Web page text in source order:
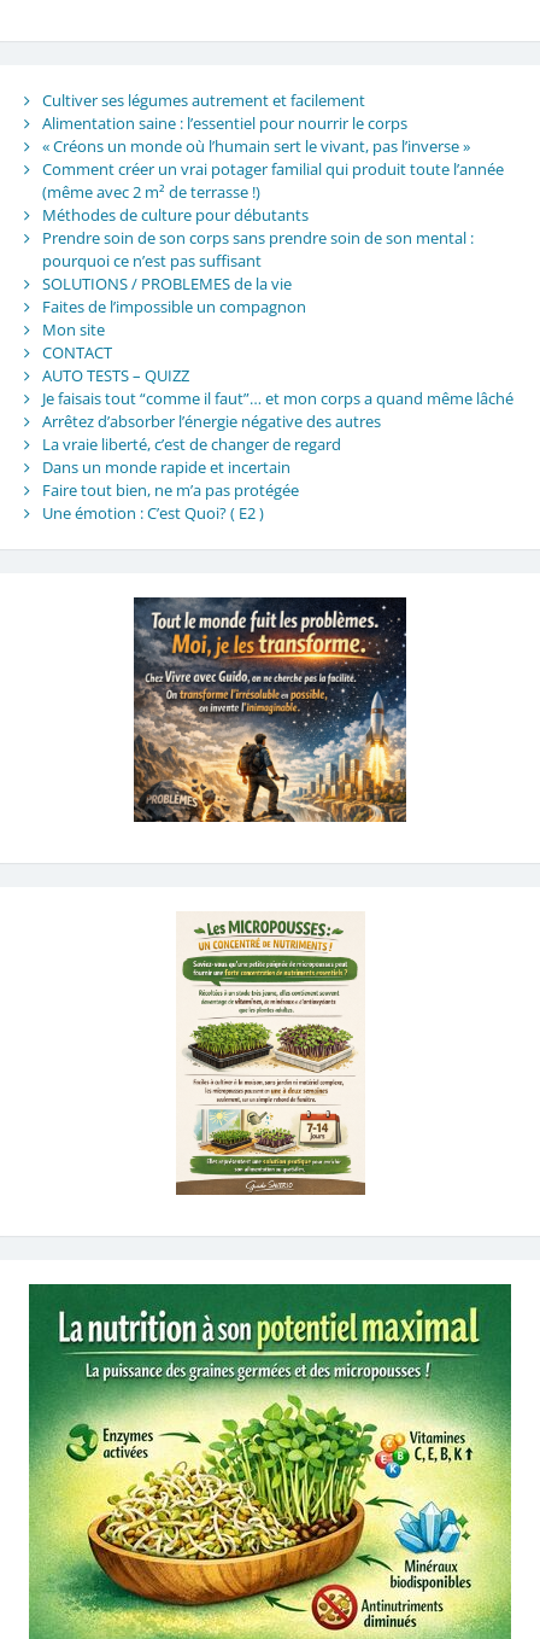
Cultiver ses légumes autrement et facilement
Alimentation saine : l’essentiel pour nourrir le corps
« Créons un monde où l’humain sert le vivant, pas l’inverse »
Comment créer un vrai potager familial qui produit toute l’année
(même avec 2 m² de terrasse !)
Méthodes de culture pour débutants
Prendre soin de son corps sans prendre soin de son mental :
pourquoi ce n’est pas suffisant
SOLUTIONS / PROBLEMES de la vie
Faites de l’impossible un compagnon
Mon site
CONTACT
AUTO TESTS – QUIZZ
Je faisais tout “comme il faut”… et mon corps a quand même lâché
Arrêtez d’absorber l’énergie négative des autres
La vraie liberté, c’est de changer de regard
Dans un monde rapide et incertain
Faire tout bien, ne m’a pas protégée
Une émotion : C’est Quoi? ( E2 )